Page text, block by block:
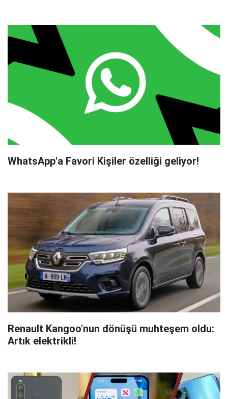
WhatsApp'a Favori Kişiler özelliği geliyor!
Renault Kangoo'nun dönüşü muhteşem oldu:
Artık elektrikli!